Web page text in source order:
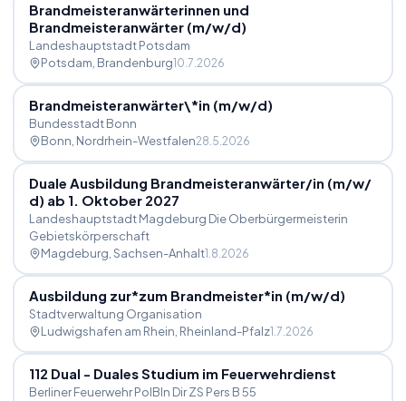
Brandmeisteranwärterinnen und
Brandmeisteranwärter (m/w/d)
Landeshauptstadt Potsdam
Potsdam , Brandenburg10.7.2026
Brandmeisteranwärter\*in (m/w/d)
Bundesstadt Bonn
Bonn , Nordrhein-Westfalen28.5.2026
Duale Ausbildung Brandmeisteranwärter/in (m/w/
d) ab 1. Oktober 2027
Landeshauptstadt Magdeburg Die Oberbürgermeisterin
Gebietskörperschaft
Magdeburg , Sachsen-Anhalt1.8.2026
Ausbildung zur*zum Brandmeister*in (m/w/d)
Stadtverwaltung Organisation
Ludwigshafen am Rhein , Rheinland-Pfalz1.7.2026
112 Dual - Duales Studium im Feuerwehrdienst
Berliner Feuerwehr PolBln Dir ZS Pers B 55